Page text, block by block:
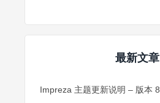
最新文章
Impreza 主题更新说明 – 版本